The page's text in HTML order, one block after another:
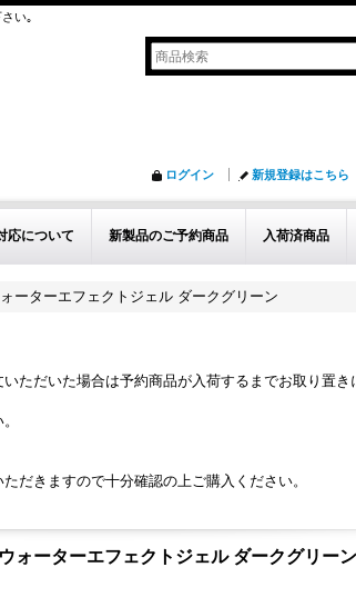
い｡
ログイン 新規登録はこちら
応について 新製品のご予約商品 入荷済商品
ーターエフェクトジェル ダークグリーン
ただいた場合は予約商品が入荷するまでお取り置
だきますので十分確認の上ご購入ください。
ォーターエフェクトジェル ダークグリーン